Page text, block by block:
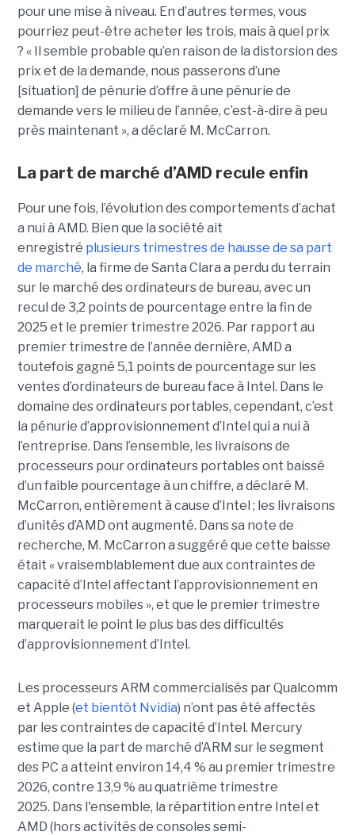
pour une mise à niveau. En d’autres termes, vous
pourriez peut-être acheter les trois, mais à quel prix
? « Il semble probable qu’en raison de la distorsion des
prix et de la demande, nous passerons d’une
[situation] de pénurie d’offre à une pénurie de
demande vers le milieu de l’année, c’est-à-dire à peu
près maintenant », a déclaré M. McCarron.
La part de marché d’AMD recule enfin
Pour une fois, l’évolution des comportements d’achat
a nui à AMD. Bien que la société ait
enregistré plusieurs trimestres de hausse de sa part
de marché, la firme de Santa Clara a perdu du terrain
sur le marché des ordinateurs de bureau, avec un
recul de 3,2 points de pourcentage entre la fin de
2025 et le premier trimestre 2026. Par rapport au
premier trimestre de l’année dernière, AMD a
toutefois gagné 5,1 points de pourcentage sur les
ventes d’ordinateurs de bureau face à Intel. Dans le
domaine des ordinateurs portables, cependant, c’est
la pénurie d’approvisionnement d’Intel qui a nui à
l’entreprise. Dans l’ensemble, les livraisons de
processeurs pour ordinateurs portables ont baissé
d’un faible pourcentage à un chiffre, a déclaré M.
McCarron, entièrement à cause d’Intel ; les livraisons
d’unités d’AMD ont augmenté. Dans sa note de
recherche, M. McCarron a suggéré que cette baisse
était « vraisemblablement due aux contraintes de
capacité d’Intel affectant l’approvisionnement en
processeurs mobiles », et que le premier trimestre
marquerait le point le plus bas des difficultés
d’approvisionnement d’Intel.
Les processeurs ARM commercialisés par Qualcomm
et Apple (et bientôt Nvidia) n’ont pas été affectés
par les contraintes de capacité d’Intel. Mercury
estime que la part de marché d’ARM sur le segment
des PC a atteint environ 14,4 % au premier trimestre
2026, contre 13,9 % au quatrième trimestre
2025. Dans l'ensemble, la répartition entre Intel et
AMD (hors activités de consoles semi-